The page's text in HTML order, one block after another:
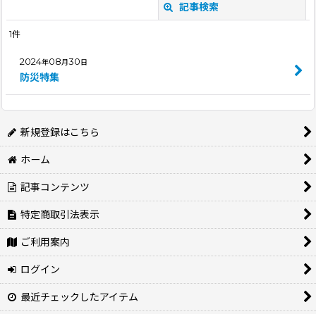
記事検索
カテゴリ
1件
2024年08月30日
防災特集
新規登録はこちら
ホーム
記事コンテンツ
特定商取引法表示
ご利用案内
ログイン
最近チェックしたアイテム